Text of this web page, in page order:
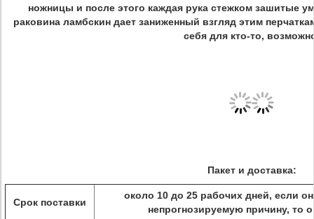
ножницы и после этого каждая рука стежком зашитые
раковина ламбскин дает заниженный взгляд этим
себя для кто-то,
Пакет и доставка:
Срок поставки
около 10 до 25 рабочих дней, если
непрогнозируемую причину, то